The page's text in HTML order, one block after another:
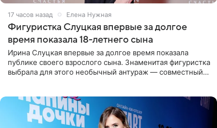
17 часов назад Елена Нужная
Фигуристка Слуцкая впервые за долгое
время показала 18-летнего сына
Ирина Слуцкая впервые за долгое время показала
публике своего взрослого сына. Знаменитая фигуристка
выбрала для этого необычный антураж — совместный